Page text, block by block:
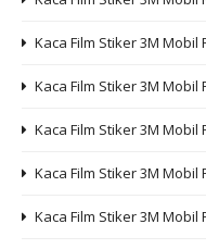
Kaca Film Stiker 3M
Kaca Film Stiker 3M
Kaca Film Stiker 3M
Kaca Film Stiker 3M
Kaca Film Stiker 3M Mobil